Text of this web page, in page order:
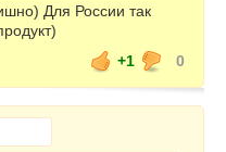
Для России так
+1
0